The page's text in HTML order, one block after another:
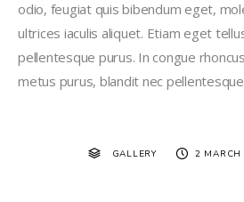
odio, feugiat quis bibendum eget,
ultrices iaculis aliquet. Etiam eget
pellentesque purus. In congue
metus purus, blandit nec
GALLERY 2